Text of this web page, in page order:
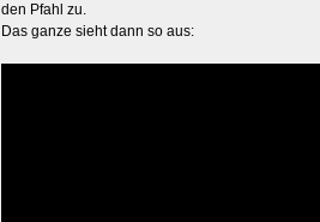
den Pfahl zu.
Das ganze sieht dann so aus: